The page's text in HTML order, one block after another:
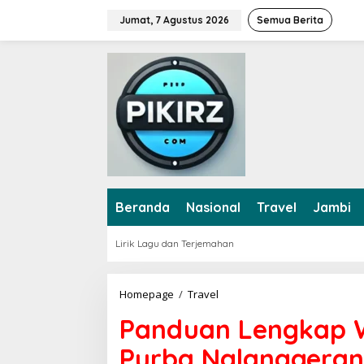
w
Jumat, 7 Agustus 2026 Semua Berita
Beranda Nasional Travel Jambi
Lirik Lagu dan Terjemahan
Homepage / Travel
n
d
u
Panduan Lengkap